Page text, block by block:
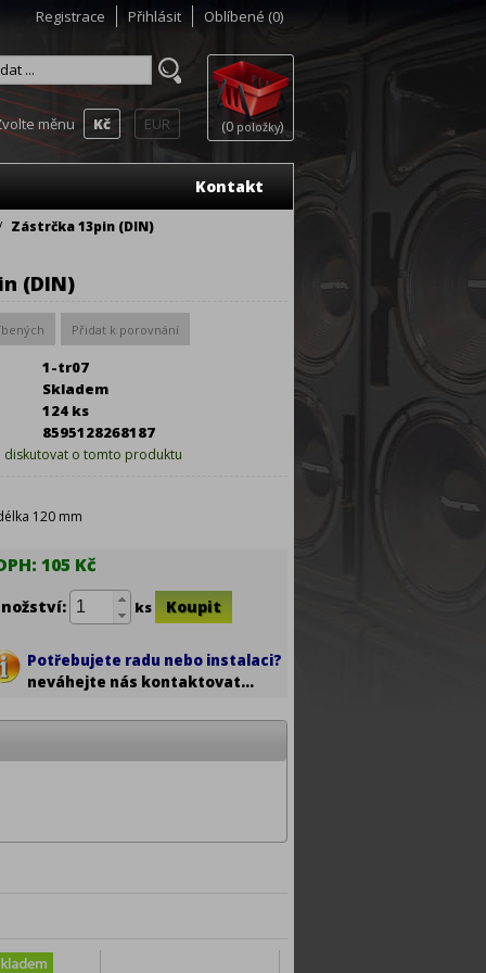
Registrace Přihlásit
(0 položky)
Oblíbené (0)
Kontakt
měnu Kč EUR
Zástrčka 13pin (DIN)
(DIN)
1-tr07
Skladem
124 ks
8595128268187
diskutovat o tomto produktu
120 mm
105 Kč
ks
Potřebujete radu nebo instalaci?
neváhejte nás kontaktovat...